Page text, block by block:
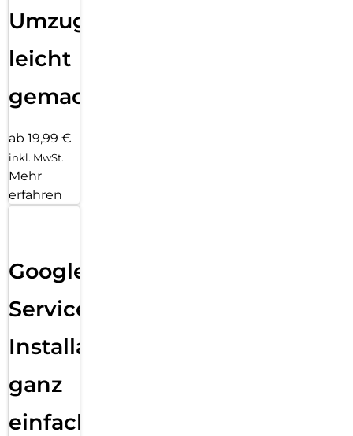
Umzug
leicht
gemacht!
ab 19,99 €
inkl. MwSt.
Mehr
erfahren
Google
Services
Installation
ganz
einfach